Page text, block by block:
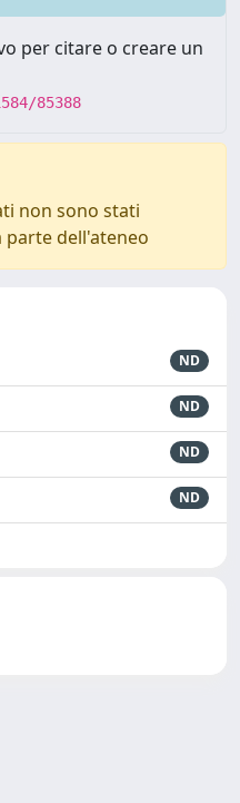
per citare o creare un
85388
non sono stati
dell'ateneo
ND
ND
ND
ND